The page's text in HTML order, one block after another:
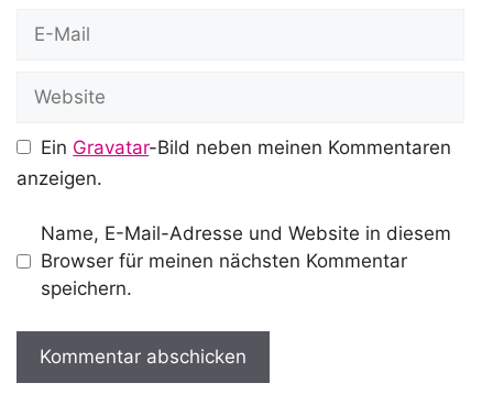
Mail
Ein Gravatar-Bild neben meinen Kommentaren
anzeigen.
Name, E-Mail-Adresse und Website in diesem
Browser für meinen nächsten Kommentar
speichern.